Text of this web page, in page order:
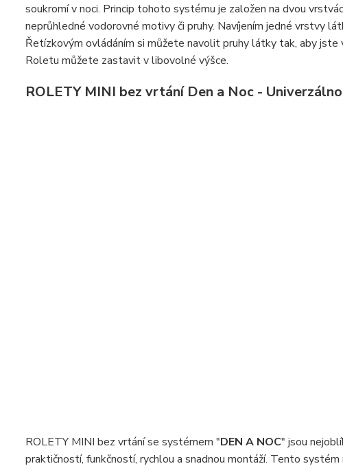
soukromí v noci. Princip tohoto systému je založen na dvou
neprůhledné vodorovné motivy či pruhy. Navíjením jedné vrstvy
Řetízkovým ovládáním si můžete navolit pruhy látky tak, aby
Roletu můžete zastavit v libovolné výšce.
ROLETY MINI bez vrtání Den a Noc -
ROLETY MINI bez vrtání se systémem "DEN A NOC" jsou
praktičností, funkčností, rychlou a snadnou montáží. Tento